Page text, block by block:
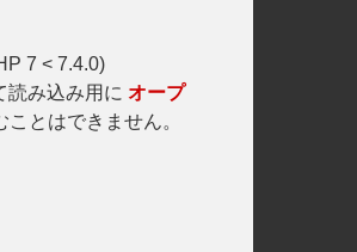
7 < 7.4.0)
読み込み用に オープ
とはできません。